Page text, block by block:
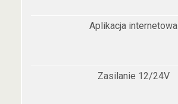
Aplikacja internetowa
Zasilanie 12/24V